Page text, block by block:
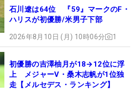
石川遼は64位 『59』マークのF・
ハリスが初優勝/米男子下部
2026年8月10日 (月) 10時06分 1
初優勝の吉澤柚月が18→12位に浮
上 メジャーV・桑木志帆が1位独
走【メルセデス・ランキング】